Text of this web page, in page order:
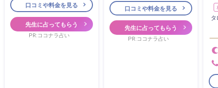
口コミや料金を見る
先生に占ってもらう
PR:ココナラ占い
口コミや料金を見る
先生に占ってもらう
PR:ココナラ占い